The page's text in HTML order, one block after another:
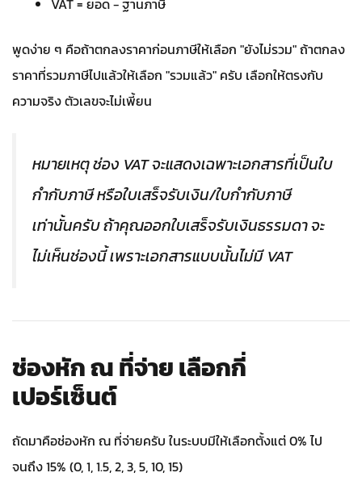
VAT = ยอด − ฐานภาษี
พูดง่าย ๆ คือถ้าตกลงราคาก่อนภาษีให้เลือก "ยังไม่รวม" ถ้าตกลง
ราคาที่รวมภาษีไปแล้วให้เลือก "รวมแล้ว" ครับ เลือกให้ตรงกับ
ความจริง ตัวเลขจะไม่เพี้ยน
หมายเหตุ ช่อง VAT จะแสดงเฉพาะเอกสารที่เป็นใบ
กำกับภาษี หรือใบเสร็จรับเงิน/ใบกำกับภาษี
เท่านั้นครับ ถ้าคุณออกใบเสร็จรับเงินธรรมดา จะ
ไม่เห็นช่องนี้ เพราะเอกสารแบบนั้นไม่มี VAT
ช่องหัก ณ ที่จ่าย เลือกกี่
เปอร์เซ็นต์
ถัดมาคือช่องหัก ณ ที่จ่ายครับ ในระบบมีให้เลือกตั้งแต่ 0% ไป
จนถึง 15% (0, 1, 1.5, 2, 3, 5, 10, 15)